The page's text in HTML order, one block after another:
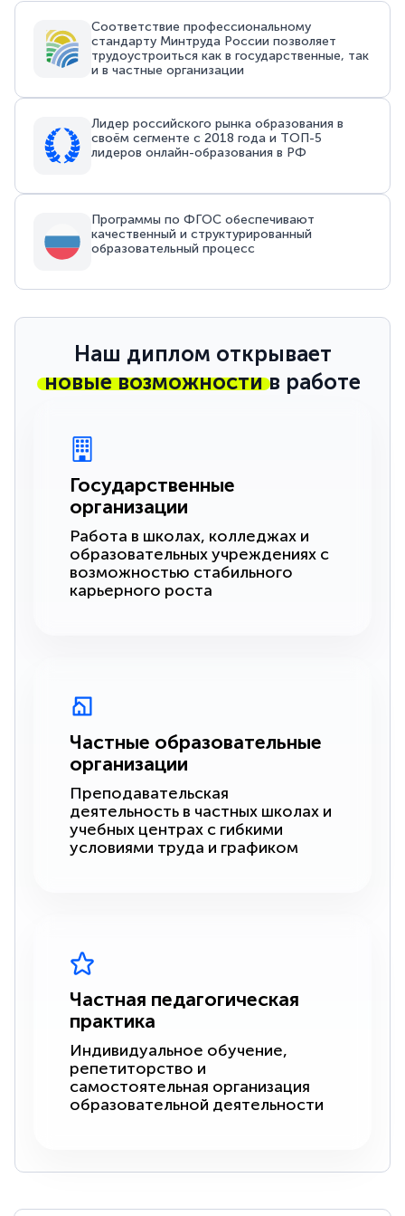
Соответствие профессиональному
стандарту Минтруда России позволяет
трудоустроиться как в государственные, так
и в частные организации
Лидер российского рынка образования в
своём сегменте с 2018 года и ТОП-5
лидеров онлайн-образования в РФ
Программы по ФГОС обеспечивают
качественный и структурированный
образовательный процесс
Наш диплом открывает
новые возможностив работе
Государственные
организации
Работа в школах, колледжах и
образовательных учреждениях с
возможностью стабильного
карьерного роста
Частные образовательные
организации
Преподавательская
деятельность в частных школах и
учебных центрах с гибкими
условиями труда и графиком
Частная педагогическая
практика
Индивидуальное обучение,
репетиторство и
самостоятельная организация
образовательной деятельности